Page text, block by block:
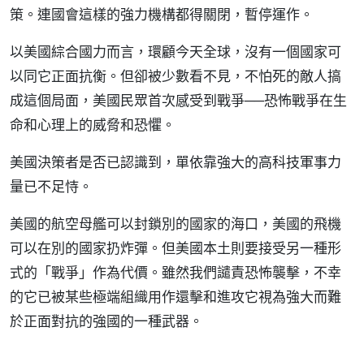
策。連國會這樣的強力機構都得關閉，暫停運作。
以美國綜合國力而言，環顧今天全球，沒有一個國家可
以同它正面抗衡。但卻被少數看不見，不怕死的敵人搞
成這個局面，美國民眾首次感受到戰爭──恐怖戰爭在生
命和心理上的威脅和恐懼。
美國決策者是否已認識到，單依靠強大的高科技軍事力
量已不足恃。
美國的航空母艦可以封鎖別的國家的海口，美國的飛機
可以在別的國家扔炸彈。但美國本土則要接受另一種形
式的「戰爭」作為代價。雖然我們譴責恐怖襲擊，不幸
的它已被某些極端組織用作還擊和進攻它視為強大而難
於正面對抗的強國的一種武器。